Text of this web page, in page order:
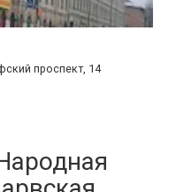
проспект, 14